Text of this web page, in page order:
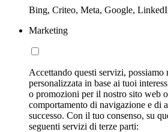
Bing, Criteo, Meta, Google,
Marketing
Accettando questi servizi, possiamo
personalizzata in base ai tuoi
o promozioni per il nostro sito web
comportamento di navigazione e di
successo. Con il tuo consenso, su
seguenti servizi di terze parti: